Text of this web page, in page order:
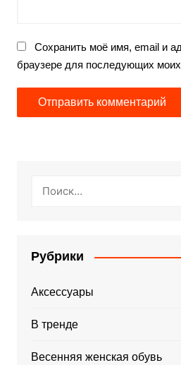
Сохранить моё имя, email и
браузере для последующих
Рубрики
Аксессуары
В тренде
Весенняя женская обувь